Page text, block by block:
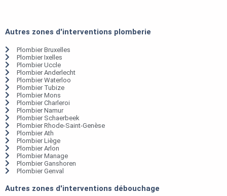
Autres zones d'interventions plomberie
Plombier Bruxelles
Plombier Ixelles
Plombier Uccle
Plombier Anderlecht
Plombier Waterloo
Plombier Tubize
Plombier Mons
Plombier Charleroi
Plombier Namur
Plombier Schaerbeek
Plombier Rhode-Saint-Genèse
Plombier Ath
Plombier Liège
Plombier Arlon
Plombier Manage
Plombier Ganshoren
Plombier Genval
Autres zones d'interventions débouchage